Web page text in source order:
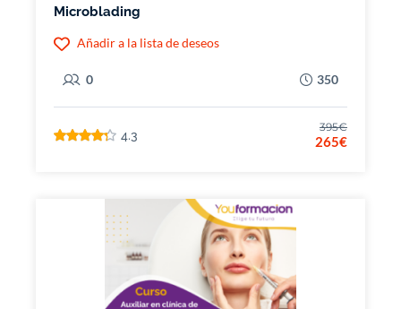
Microblading
Añadir a la lista de deseos
0 350
4.3
395€
265€